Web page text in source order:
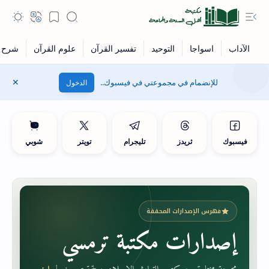
للإنضمام في مجموعتي في فيسبوك.. الدخول
فيسبوك ثريدز تليجرام تويتر شوبي
فهرس الإصدارات المحققة
إصدارات مكتبة ترمسي